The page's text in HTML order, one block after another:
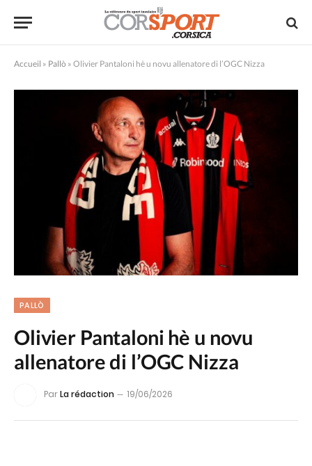
Accueil » Pallò » Olivier Pantaloni hè u novu allenatore di l’OGC Nizza
PALLÒ
Olivier Pantaloni hè u novu
allenatore di l’OGC Nizza
ParLa rédaction 19/06/2026